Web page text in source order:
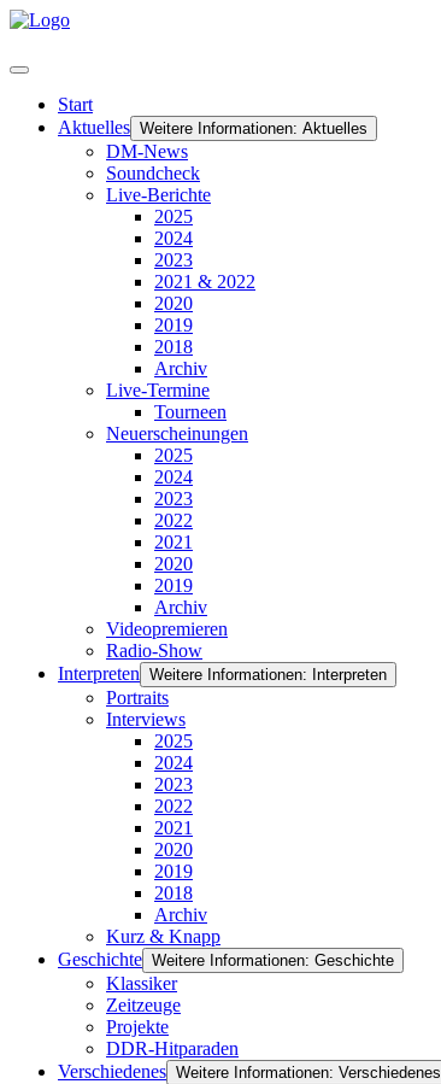
Start
Aktuelles Weitere Informationen: Aktuelles
DM-News
Soundcheck
Live-Berichte
2025
2024
2023
2021 & 2022
2020
2019
2018
Archiv
Live-Termine
Tourneen
Neuerscheinungen
2025
2024
2023
2022
2021
2020
2019
Archiv
Videopremieren
Radio-Show
Interpreten Weitere Informationen: Interpreten
Portraits
Interviews
2025
2024
2023
2022
2021
2020
2019
2018
Archiv
Kurz & Knapp
Geschichte Weitere Informationen: Geschichte
Klassiker
Zeitzeuge
Projekte
DDR-Hitparaden
Verschiedenes Weitere Informationen: Verschiedenes